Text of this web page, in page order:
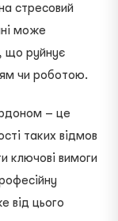
стресовий
може
що руйнує
чи роботою.
– це
таких відмов
ключові вимоги
від цього